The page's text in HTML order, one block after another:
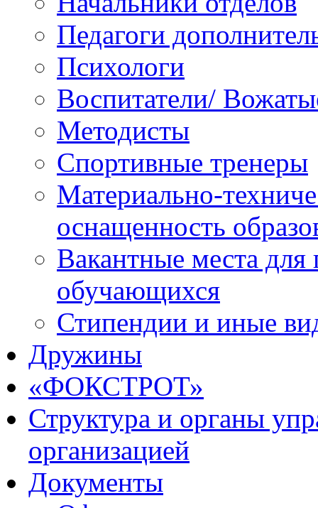
Педагоги
Психологи
Воспитатели/
Методисты
Спортивные тренеры
Материально-
оснащенность
Вакантные места для
обучающихся
Стипендии и иные
Дружины
«ФОКСТРОТ»
Структура и органы
организацией
Документы